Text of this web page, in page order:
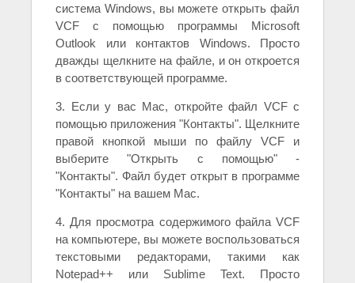
система Windows, вы можете открыть файл
VCF с помощью программы Microsoft
Outlook или контактов Windows. Просто
дважды щелкните на файле, и он откроется
в соответствующей программе.
3. Если у вас Mac, откройте файл VCF с
помощью приложения "Контакты". Щелкните
правой кнопкой мыши по файлу VCF и
выберите "Открыть с помощью" -
"Контакты". Файл будет открыт в программе
"Контакты" на вашем Mac.
4. Для просмотра содержимого файла VCF
на компьютере, вы можете воспользоваться
текстовыми редакторами, такими как
Notepad++ или Sublime Text. Просто